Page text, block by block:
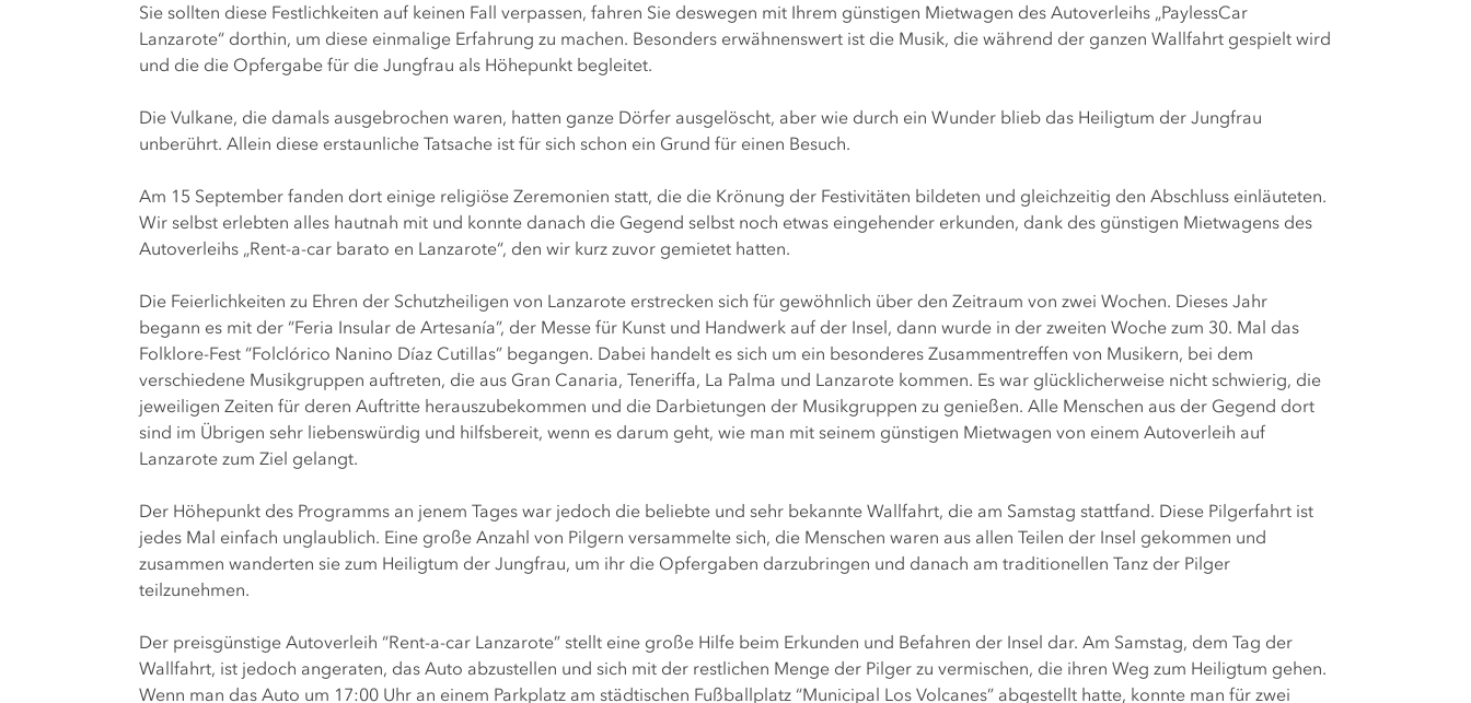
Sie sollten diese Festlichkeiten auf keinen Fall verpassen, fahren Sie deswegen mit Ihrem günstigen Mietwagen des Autoverleihs „PaylessCar
Lanzarote“ dorthin, um diese einmalige Erfahrung zu machen. Besonders erwähnenswert ist die Musik, die während der ganzen Wallfahrt gespielt wird
und die die Opfergabe für die Jungfrau als Höhepunkt begleitet.
Die Vulkane, die damals ausgebrochen waren, hatten ganze Dörfer ausgelöscht, aber wie durch ein Wunder blieb das Heiligtum der Jungfrau
unberührt. Allein diese erstaunliche Tatsache ist für sich schon ein Grund für einen Besuch.
Am 15 September fanden dort einige religiöse Zeremonien statt, die die Krönung der Festivitäten bildeten und gleichzeitig den Abschluss einläuteten.
Wir selbst erlebten alles hautnah mit und konnte danach die Gegend selbst noch etwas eingehender erkunden, dank des günstigen Mietwagens des
Autoverleihs „Rent-a-car barato en Lanzarote“, den wir kurz zuvor gemietet hatten.
Die Feierlichkeiten zu Ehren der Schutzheiligen von Lanzarote erstrecken sich für gewöhnlich über den Zeitraum von zwei Wochen. Dieses Jahr
begann es mit der “Feria Insular de Artesanía”, der Messe für Kunst und Handwerk auf der Insel, dann wurde in der zweiten Woche zum 30. Mal das
Folklore-Fest “Folclórico Nanino Díaz Cutillas” begangen. Dabei handelt es sich um ein besonderes Zusammentreffen von Musikern, bei dem
verschiedene Musikgruppen auftreten, die aus Gran Canaria, Teneriffa, La Palma und Lanzarote kommen. Es war glücklicherweise nicht schwierig, die
jeweiligen Zeiten für deren Auftritte herauszubekommen und die Darbietungen der Musikgruppen zu genießen. Alle Menschen aus der Gegend dort
sind im Übrigen sehr liebenswürdig und hilfsbereit, wenn es darum geht, wie man mit seinem günstigen Mietwagen von einem Autoverleih auf
Lanzarote zum Ziel gelangt.
Der Höhepunkt des Programms an jenem Tages war jedoch die beliebte und sehr bekannte Wallfahrt, die am Samstag stattfand. Diese Pilgerfahrt ist
jedes Mal einfach unglaublich. Eine große Anzahl von Pilgern versammelte sich, die Menschen waren aus allen Teilen der Insel gekommen und
zusammen wanderten sie zum Heiligtum der Jungfrau, um ihr die Opfergaben darzubringen und danach am traditionellen Tanz der Pilger
teilzunehmen.
Der preisgünstige Autoverleih “Rent-a-car Lanzarote” stellt eine große Hilfe beim Erkunden und Befahren der Insel dar. Am Samstag, dem Tag der
Wallfahrt, ist jedoch angeraten, das Auto abzustellen und sich mit der restlichen Menge der Pilger zu vermischen, die ihren Weg zum Heiligtum gehen.
Wenn man das Auto um 17:00 Uhr an einem Parkplatz am städtischen Fußballplatz “Municipal Los Volcanes” abgestellt hatte, konnte man für zwei